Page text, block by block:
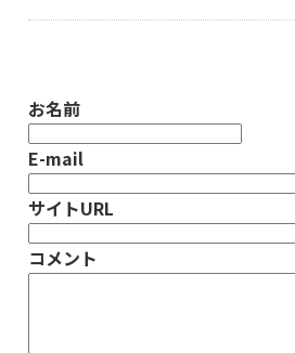
お名前
E-mail
サイトURL
コメント